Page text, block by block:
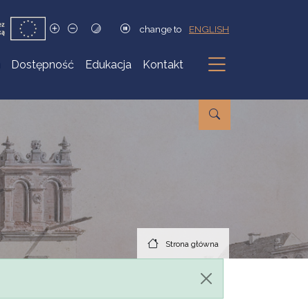
change to ENGLISH
Dostępność Edukacja Kontakt
Podmenu
Strona główna